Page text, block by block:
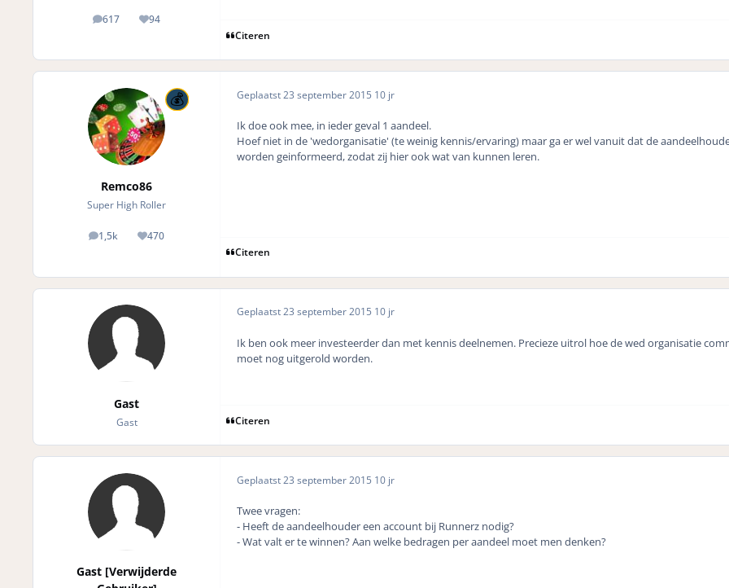
617
posts 94
Reputation
Citeren
Remco86
Super High Roller
1,5k
posts 470
Reputation
Geplaatst23 september 2015 10 jr
Ik doe ook mee, in ieder geval 1 aandeel.
Hoef niet in de 'wedorganisatie' (te weinig kennis/ervaring) maar ga er wel vanuit dat de
worden geinformeerd, zodat zij hier ook wat van kunnen leren.
Citeren
Gast
Gast
Geplaatst23 september 2015 10 jr
Ik ben ook meer investeerder dan met kennis deelnemen. Precieze uitrol hoe de wed organisatie
moet nog uitgerold worden.
Citeren
Gast [Verwijderde
Geplaatst23 september 2015 10 jr
Twee vragen:
- Heeft de aandeelhouder een account bij Runnerz nodig?
- Wat valt er te winnen? Aan welke bedragen per aandeel moet men denken?